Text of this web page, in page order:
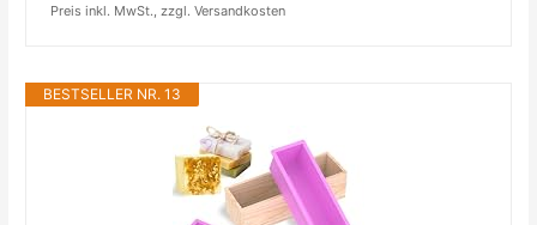
Preis inkl. MwSt., zzgl. Versandkosten
BESTSELLER NR. 13